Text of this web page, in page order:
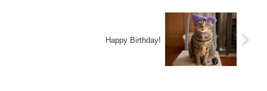
Happy Birthday!